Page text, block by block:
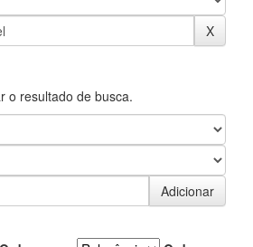
o resultado de busca.